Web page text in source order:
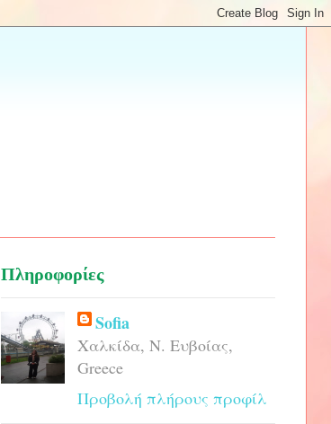
Πληροφορίες
Sofia
Χαλκίδα, Ν. Ευβοίας,
Greece
Προβολή πλήρους προφίλ